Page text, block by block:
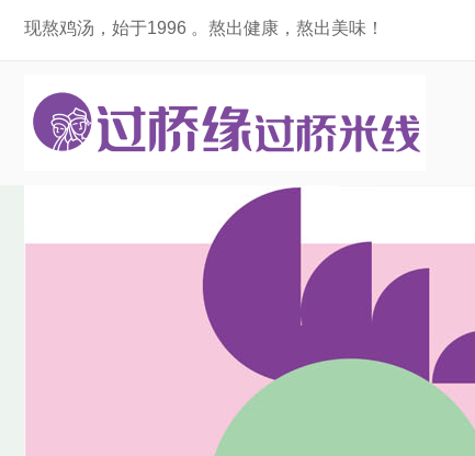
现熬鸡汤，始于1996 。熬出健康，熬出美味！